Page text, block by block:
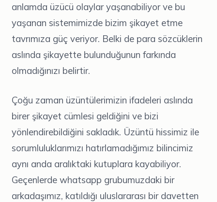
anlamda üzücü olaylar yaşanabiliyor ve bu
yaşanan sistemimizde bizim şikayet etme
tavrımıza güç veriyor. Belki de para sözcüklerin
aslında şikayette bulunduğunun farkında
olmadığınızı belirtir.
Çoğu zaman üzüntülerimizin ifadeleri aslında
birer şikayet cümlesi geldiğini ve bizi
yönlendirebildiğini sakladık. Üzüntü hissimiz ile
sorumluluklarımızı hatırlamadığımız bilincimiz
aynı anda aralıktaki kutuplara kayabiliyor.
Geçenlerde whatsapp grubumuzdaki bir
arkadaşımız, katıldığı uluslararası bir davetten